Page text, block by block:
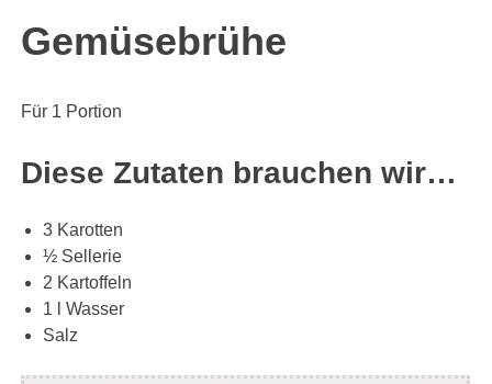
Gemüsebrühe
Für 1 Portion
Diese Zutaten brauchen wir…
3 Karotten
½ Sellerie
2 Kartoffeln
1 l Wasser
Salz